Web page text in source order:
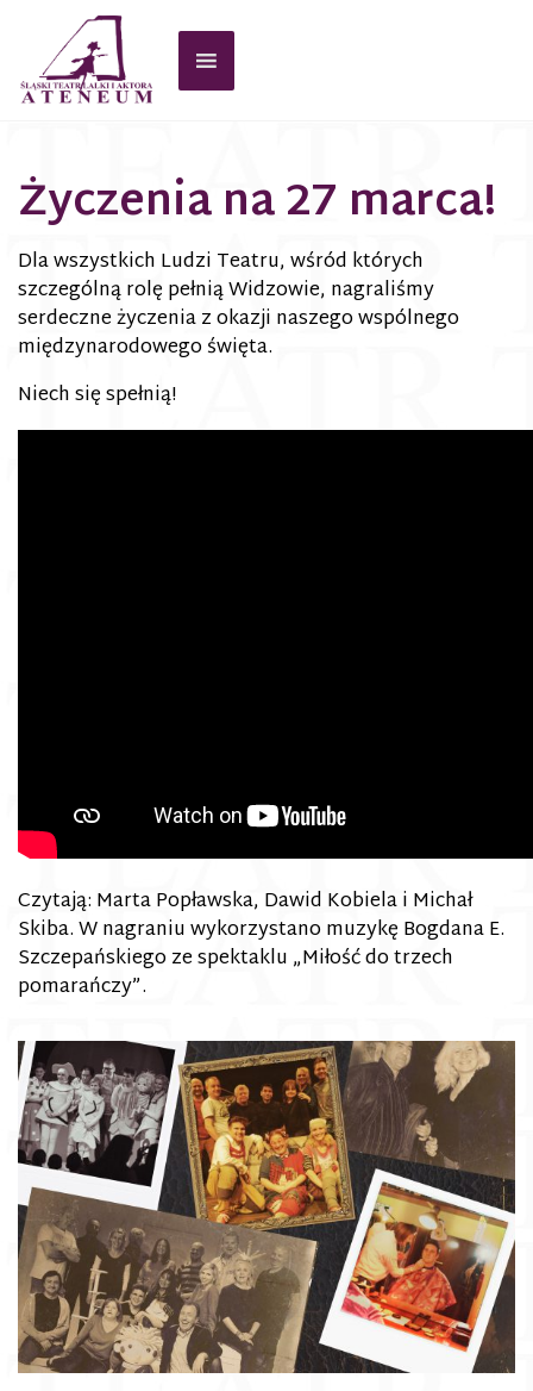
Życzenia na 27 marca!
Dla wszystkich Ludzi Teatru, wśród których
szczególną rolę pełnią Widzowie, nagraliśmy
serdeczne życzenia z okazji naszego wspólnego
międzynarodowego święta.
Niech się spełnią!
Czytają: Marta Popławska, Dawid Kobiela i Michał
Skiba. W nagraniu wykorzystano muzykę Bogdana E.
Szczepańskiego ze spektaklu „Miłość do trzech
pomarańczy”.